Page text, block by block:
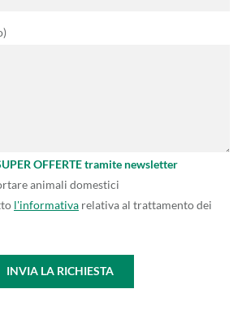
OFFERTE tramite newsletter
animali domestici
l'informativa relativa al trattamento dei
INVIA LA RICHIESTA